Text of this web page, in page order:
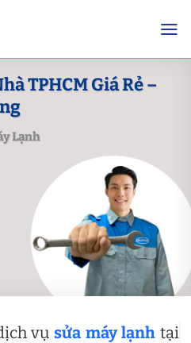
TPHCM Giá Rẻ –
Lạnh
vụ sửa máy lạnh tại